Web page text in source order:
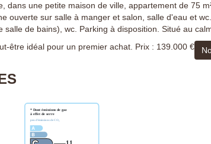
dans une petite maison de ville, appartement de 75
ouverte sur salle à manger et salon, salle d'eau et
salle de bains), wc. Parking à disposition. Situé au
être idéal pour un premier achat. Prix : 139.000 €